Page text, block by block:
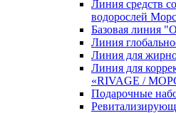
Линия средств
водорослей
Базовая линия
Линия
Линия для
Линия для
«RIVAGE /
Подарочные